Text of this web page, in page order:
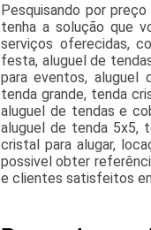
Pesquisando por
tenha a solução que
serviços oferecidas,
festa, aluguel de
para eventos, aluguel
tenda grande, tenda
aluguel de tendas e
aluguel de tenda 5x5,
cristal para alugar,
possivel obter
e clientes satisfeitos